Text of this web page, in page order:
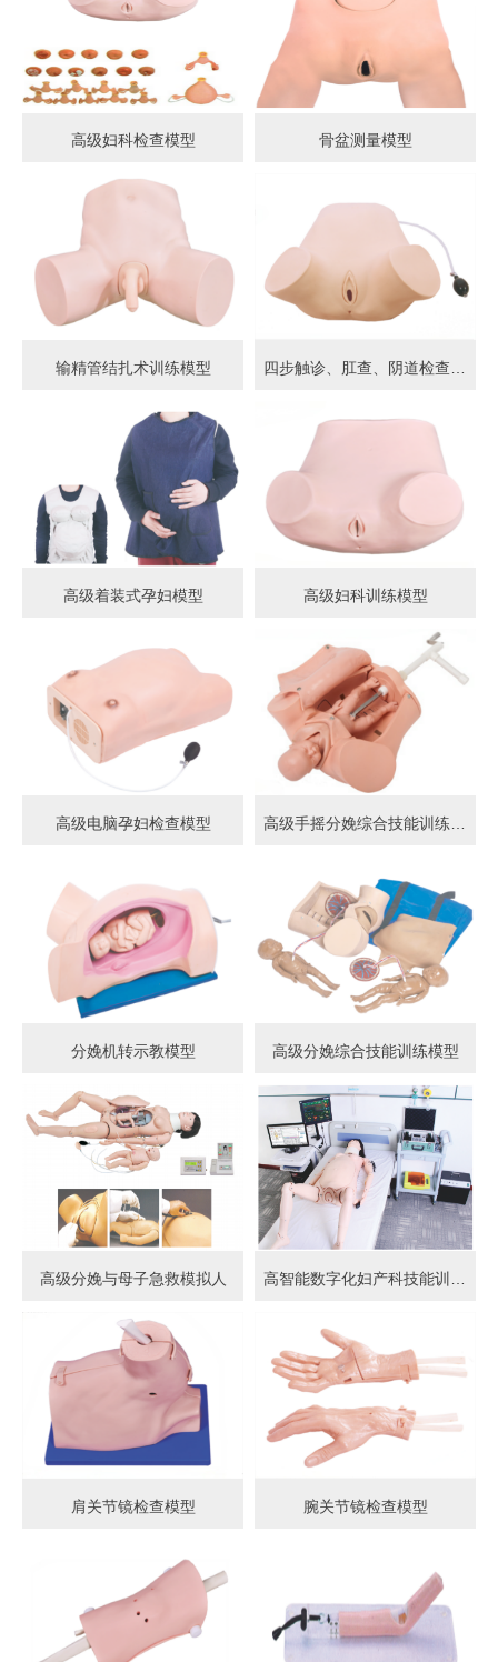
高级妇科检查模型 骨盆测量模型
输精管结扎术训练模型 四步触诊、肛查、阴道检查训练模型
高级着装式孕妇模型 高级妇科训练模型
高级电脑孕妇检查模型 高级手摇分娩综合技能训练模型
分娩机转示教模型 高级分娩综合技能训练模型
高级分娩与母子急救模拟人
肩关节镜检查模型 腕关节镜检查模型